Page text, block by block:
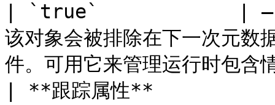
| `true`            | —
该对象会被排除在下一次元数
件。可用它来管理运行
| **跟踪属性**